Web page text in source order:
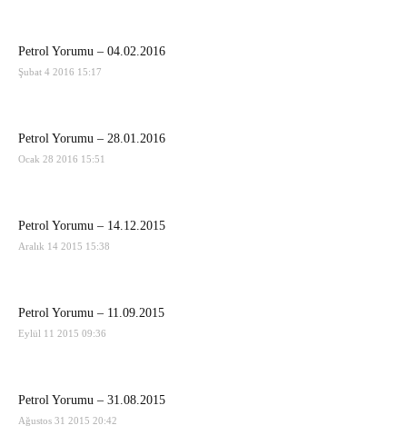
Petrol Yorumu – 04.02.2016
Şubat 4 2016 15:17
Petrol Yorumu – 28.01.2016
Ocak 28 2016 15:51
Petrol Yorumu – 14.12.2015
Aralık 14 2015 15:38
Petrol Yorumu – 11.09.2015
Eylül 11 2015 09:36
Petrol Yorumu – 31.08.2015
Ağustos 31 2015 20:42